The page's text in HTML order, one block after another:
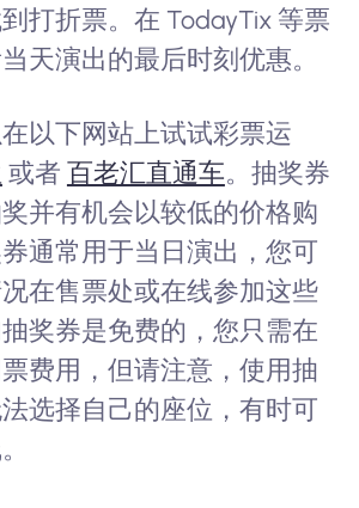
打折票。在 TodayTix 等票
天演出的最后时刻优惠。
以下网站上试试彩票运
或者 百老汇直通车。抽奖券
并有机会以较低的价格购
通常用于当日演出，您可
在售票处或在线参加这些
奖券是免费的，您只需在
费用，但请注意，使用抽
选择自己的座位，有时可